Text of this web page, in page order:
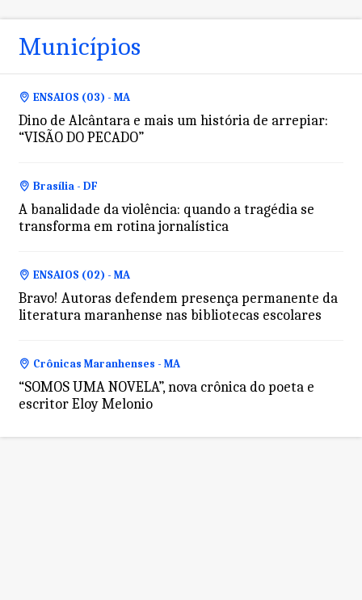
Municípios
ENSAIOS (03) - MA
Dino de Alcântara e mais um história de arrepiar:
“VISÃO DO PECADO”
Brasília - DF
A banalidade da violência: quando a tragédia se
transforma em rotina jornalística
ENSAIOS (02) - MA
Bravo! Autoras defendem presença permanente da
literatura maranhense nas bibliotecas escolares
Crônicas Maranhenses - MA
“SOMOS UMA NOVELA”, nova crônica do poeta e
escritor Eloy Melonio